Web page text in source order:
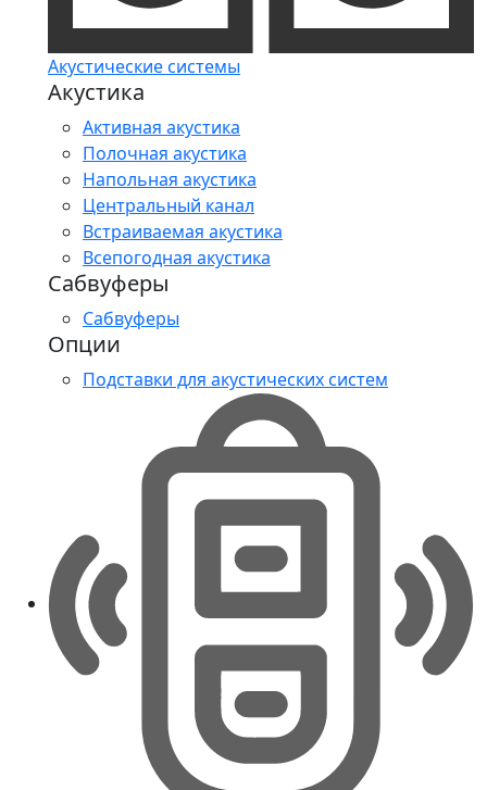
Акустические системы
Акустика
Активная акустика
Полочная акустика
Напольная акустика
Центральный канал
Встраиваемая акустика
Всепогодная акустика
Сабвуферы
Сабвуферы
Опции
Подставки для акустических систем